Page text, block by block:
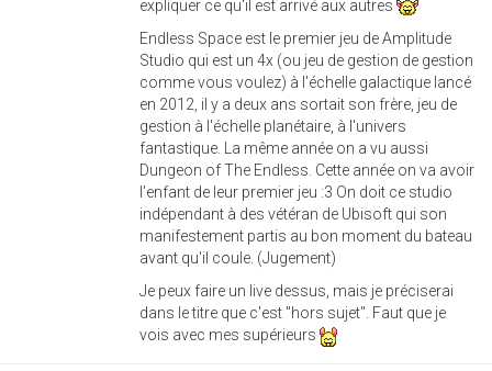
expliquer ce qu'il est arrivé aux autres
Endless Space est le premier jeu de Amplitude
Studio qui est un 4x (ou jeu de gestion de gestion
comme vous voulez) à l'échelle galactique lancé
en 2012, il y a deux ans sortait son frère, jeu de
gestion à l'échelle planétaire, à l'univers
fantastique. La même année on a vu aussi
Dungeon of The Endless. Cette année on va avoir
l'enfant de leur premier jeu :3 On doit ce studio
indépendant à des vétéran de Ubisoft qui son
manifestement partis au bon moment du bateau
avant qu'il coule. (Jugement)
Je peux faire un live dessus, mais je préciserai
dans le titre que c'est "hors sujet". Faut que je
vois avec mes supérieurs